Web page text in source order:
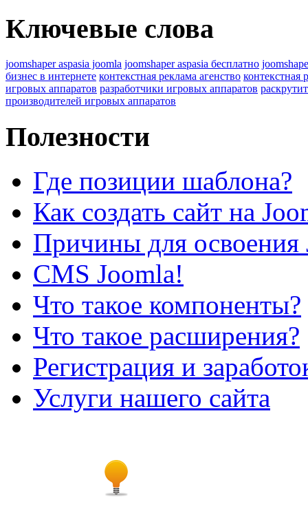
Ключевые слова
joomshaper aspasia joomla joomshaper aspasia бесплатно
бизнес в интернете контекстная реклама агенство контекстная
игровых аппаратов разработчики игровых аппаратов
производителей игровых аппаратов
Полезности
Где позиции шаблона?
Как создать сайт на
Причины для освоения
CMS Joomla!
Что такое компоненты?
Что такое расширения?
Регистрация и
Услуги нашего сайта